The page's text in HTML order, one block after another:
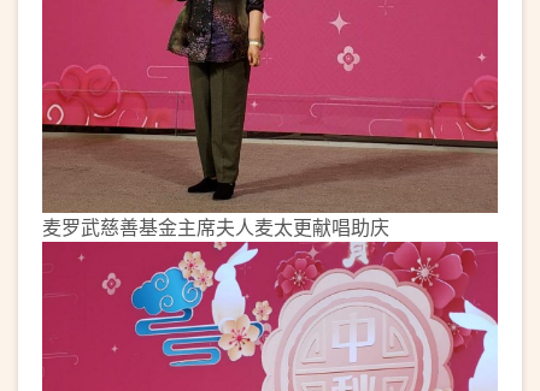
麦罗武慈善基金主席夫人麦太更献唱助庆